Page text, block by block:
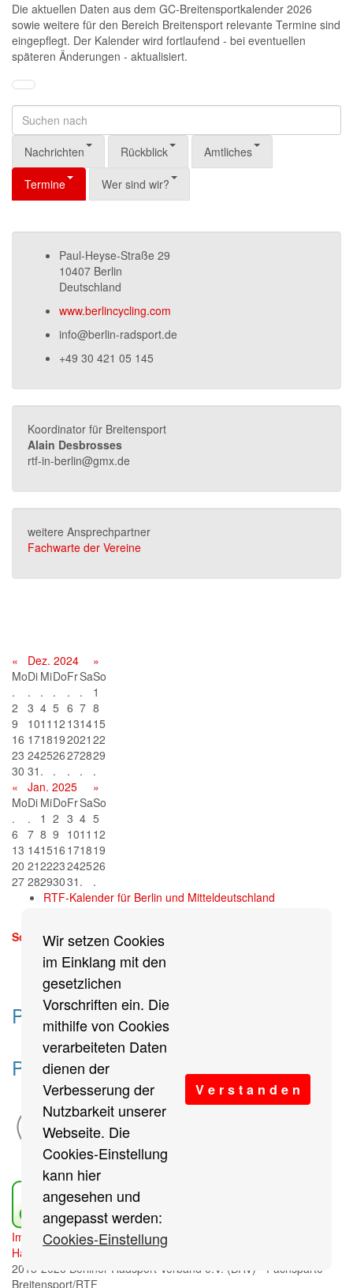
Wir setzen Cookies
im Einklang mit den
gesetzlichen
Vorschriften ein. Die
mithilfe von Cookies
verarbeiteten Daten
dienen der
Verbesserung der
Nutzbarkeit unserer
Webseite. Die
Cookies-Einstellung
kann hier
angesehen und
angepasst werden:
Cookies-Einstellung
V e r s t a n d e n
Die aktuellen Daten aus dem GC-Breitensportkalender 2026
sowie weitere für den Bereich Breitensport relevante Termine sind
eingepflegt. Der Kalender wird fortlaufend - bei eventuellen
späteren Änderungen - aktualisiert.
Nachrichten Rückblick Amtliches
Termine Wer sind wir?
Paul-Heyse-Straße 29
10407 Berlin
Deutschland
www.berlincycling.com
info@berlin-radsport.de
+49 30 421 05 145
Koordinator für Breitensport
Alain Desbrosses
rtf-in-berlin@gmx.de
weitere Ansprechpartner
Fachwarte der Vereine
« Dez. 2024
»
MoDi MiDoFrSaSo
.
. . . . .
1
2
3 4 5 6 7 8
9
1011 12 131415
16 1718192021 22
23 242526272829
30 31 . . . .
.
«
Jan. 2025
»
MoDi MiDoFrSaSo
.
. 1 2 3 4 5
6
7 8 9 1011 12
13 141516 171819
20 212223242526
27 28293031 .
.
RTF-Kalender für Berlin und Mitteldeutschland
Sonntag, 13. September 2026
Partner des Breitensports
Partner von BRV-Breitensport.de
Impressum / Cookies Einstellungen
Haftungsausschluss
Sitemap
2018-2026 Berliner Radsport Verband e.V. (BRV) - Fachsparte
Breitensport/RTF